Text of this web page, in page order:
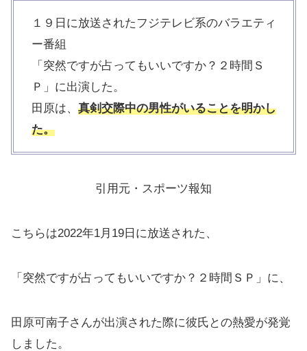
１９日に放送されたフジテレビ系のバラエティ
ー番組
「突然ですが占ってもいいですか？２時間Ｓ
Ｐ」に出演した。
田原は、 真剣交際中の男性がいることを明かし
た。
引用元・スポーツ報知
こちらは2022年1月19日に放送された、
「突然ですが占ってもいいですか？２時間ＳＰ」に、
田原可南子さんが出演された際に彼氏との熱愛が発覚
しました。